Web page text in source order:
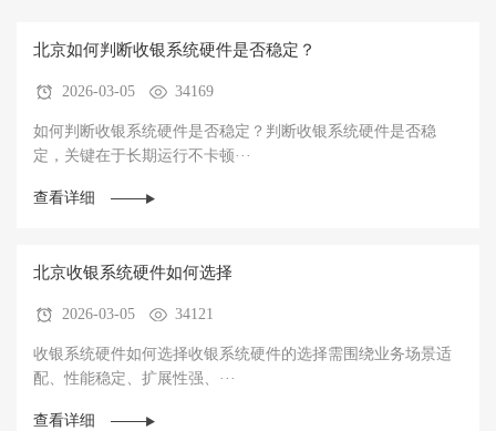
北京如何判断收银系统硬件是否稳定？
2026-03-05 34169
如何判断收银系统硬件是否稳定？判断收银系统硬件是否稳
定，关键在于‌长期运行不卡顿···
查看详细
北京收银系统硬件如何选择
2026-03-05 34121
收银系统硬件如何选择收银系统硬件的选择需围绕‌业务场景适
配、性能稳定、扩展性强、···
查看详细